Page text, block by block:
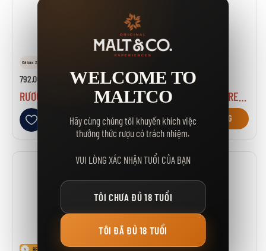
Đã bán: 22
792.000₫
RƯỢU TAMNAVULIN PORT CASK EDITION
Thêm vào danh sách yêu thích
GIỎ HÀNG
792.000₫
GIỎ HÀNG
BEST SELLER
WELCOME TO
MALTCO
Hãy cùng chúng tôi khuyến khích việc
thưởng thức rượu có trách nhiệm.
VUI LÒNG XÁC NHẬN TUỔI CỦA BẠN
TÔI CHƯA ĐỦ 18 TUỔI
TÔI ĐÃ ĐỦ 18 TUỔI